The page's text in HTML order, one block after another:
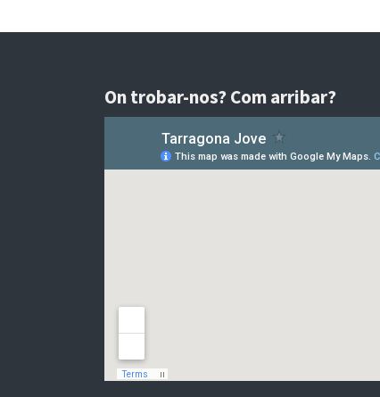
On trobar-nos? Com arribar?